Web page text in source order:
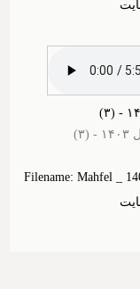
Filename: Mahfel _